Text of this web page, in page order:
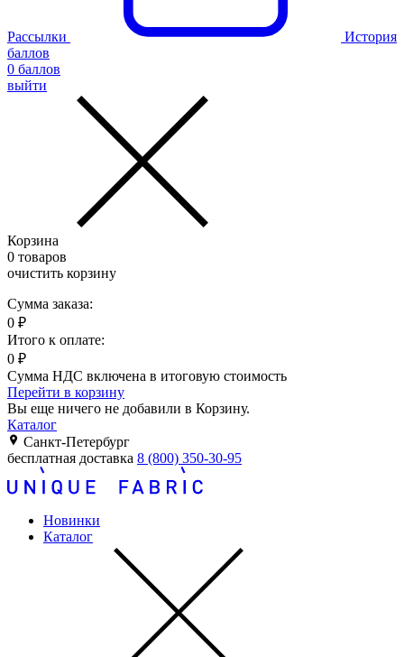
Рассылки
История
баллов
0 баллов
выйти
Корзина
0 товаров
очистить корзину
Сумма заказа:
0 ₽
Итого к оплате:
0 ₽
Сумма НДС включена в итоговую стоимость
Перейти в корзину
Вы еще ничего не добавили в Корзину.
Каталог
Санкт-Петербург
бесплатная доставка 8 (800) 350-30-95
Новинки
Каталог